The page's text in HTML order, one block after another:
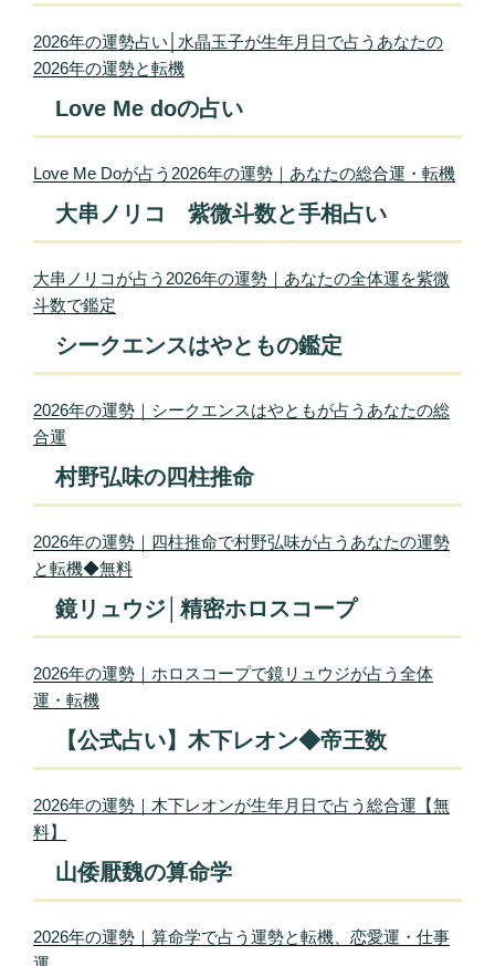
2026年の運勢占い│水晶玉子が生年月日で占うあなたの
2026年の運勢と転機
Love Me doの占い
Love Me Doが占う2026年の運勢｜あなたの総合運・転機
大串ノリコ 紫微斗数と手相占い
大串ノリコが占う2026年の運勢｜あなたの全体運を紫微
斗数で鑑定
シークエンスはやともの鑑定
2026年の運勢｜シークエンスはやともが占うあなたの総
合運
村野弘味の四柱推命
2026年の運勢｜四柱推命で村野弘味が占うあなたの運勢
と転機◆無料
鏡リュウジ│精密ホロスコープ
2026年の運勢｜ホロスコープで鏡リュウジが占う全体
運・転機
【公式占い】木下レオン◆帝王数
2026年の運勢｜木下レオンが生年月日で占う総合運【無
料】
山倭厭魏の算命学
2026年の運勢｜算命学で占う運勢と転機、恋愛運・仕事